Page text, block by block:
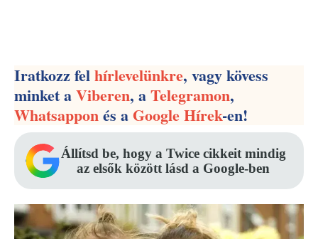
Iratkozz felhírlevelünkre, vagy kövess
minket aViberen, aTelegramon,
Whatsapponés aGoogle Hírek-en!
Állítsd be, hogy a Twice cikkeit mindig
az elsők között lásd a Google-ben